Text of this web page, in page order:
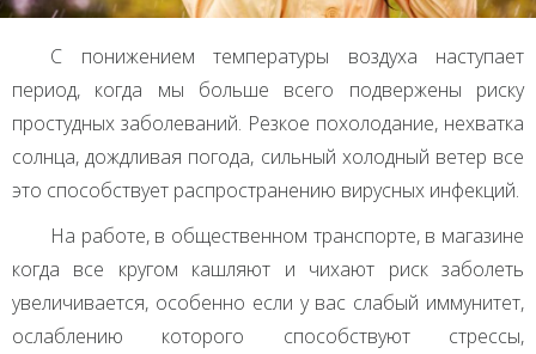
С понижением температуры воздуха наступает
период, когда мы больше всего подвержены риску
простудных заболеваний. Резкое похолодание, нехватка
солнца, дождливая погода, сильный холодный ветер все
это способствует распространению вирусных инфекций.
На работе, в общественном транспорте, в магазине
когда все кругом кашляют и чихают риск заболеть
увеличивается, особенно если у вас слабый иммунитет,
ослаблению которого способствуют стрессы,